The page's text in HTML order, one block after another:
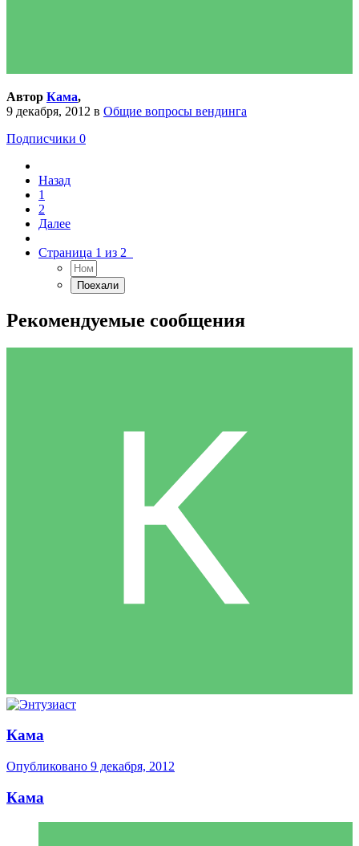
Автор Кама,
9 декабря, 2012 в Общие вопросы вендинга
Подписчики 0
Назад
1
2
Далее
Страница 1 из 2
Рекомендуемые сообщения
Кама
Опубликовано 9 декабря, 2012
Кама